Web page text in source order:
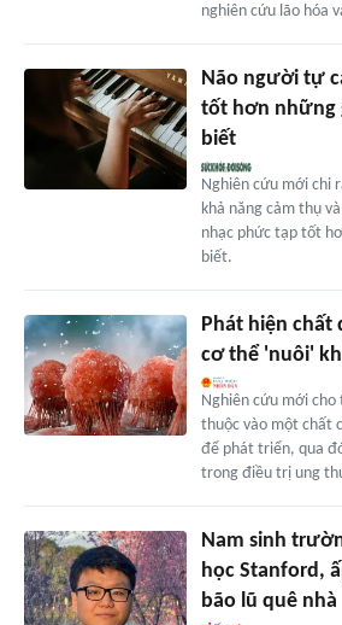
nghiên cứu lão hóa
Não người tự
tốt hơn những
biết
Nghiên cứu mới chi
khả năng cảm thụ
nhạc phức tạp tốt
biết.
Phát hiện
cơ thể 'nuôi'
Nghiên cứu mới cho
thuộc vào một chất
để phát triển, qua
trong điều trị ung
Nam sinh
học Stanford,
bão lũ quê nhà